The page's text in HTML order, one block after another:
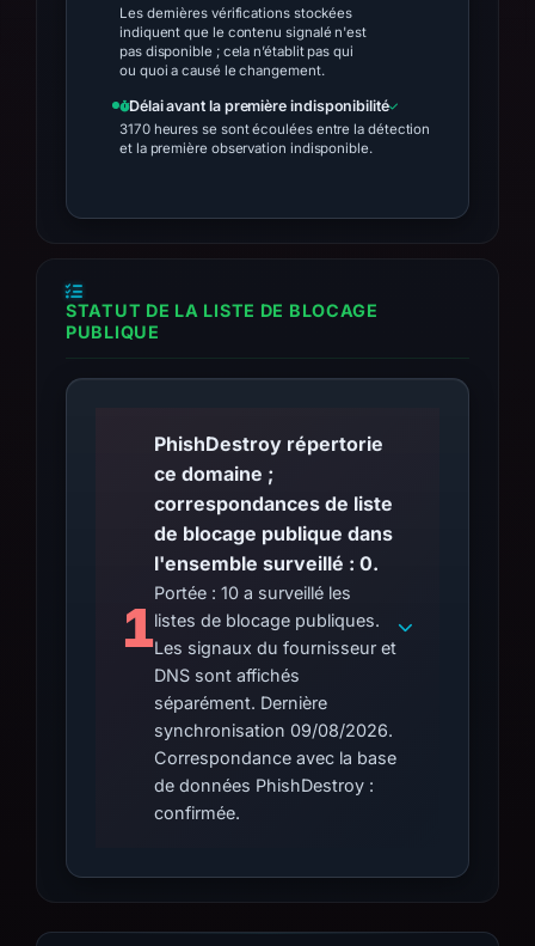
Les dernières vérifications stockées
indiquent que le contenu signalé n'est
pas disponible ; cela n’établit pas qui
ou quoi a causé le changement.
Délai avant la première indisponibilité
3170 heures se sont écoulées entre la détection
et la première observation indisponible.
STATUT DE LA LISTE DE BLOCAGE
PUBLIQUE
1
PhishDestroy répertorie
ce domaine ;
correspondances de liste
de blocage publique dans
l'ensemble surveillé : 0.
Portée : 10 a surveillé les
listes de blocage publiques.
Les signaux du fournisseur et
DNS sont affichés
séparément. Dernière
synchronisation 09/08/2026.
Correspondance avec la base
de données PhishDestroy :
confirmée.
NO MATCH